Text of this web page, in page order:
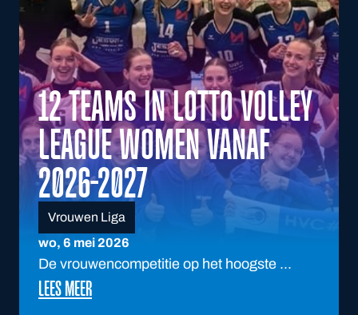
12 TEAMS IN LOTTO VOLLEY
LEAGUE WOMEN VANAF
2026-2027
Vrouwen Liga
wo, 6 mei 2026
De vrouwencompetitie op het hoogste ...
LEES MEER